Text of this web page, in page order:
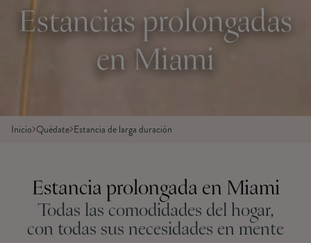
Estancias prolongadas
en Miami
Inicio Quédate Estancia de larga duración
Estancia prolongada en Miami
Todas las comodidades del hogar,
con todas sus necesidades en mente